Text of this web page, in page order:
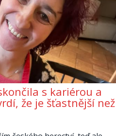
s kariérou a
že je šťastnější než